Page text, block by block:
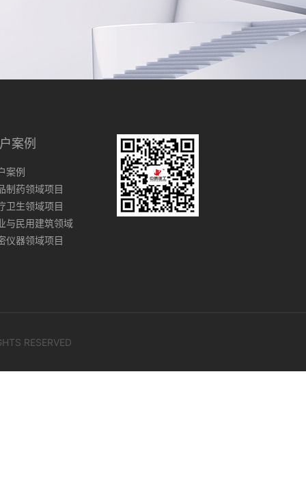
案例
案例
制药领域项目
卫生领域项目
与民用建筑领域
仪器领域项目
RESERVED